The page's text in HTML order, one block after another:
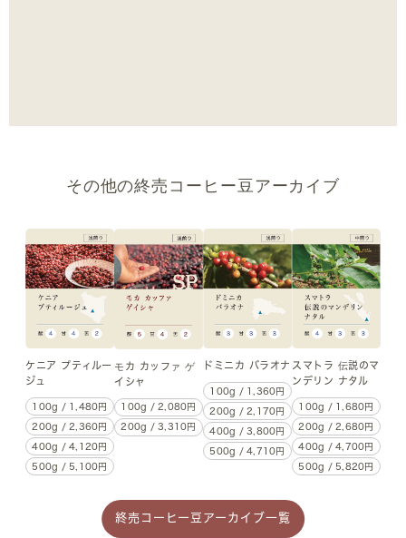
その他の終売コーヒー豆アーカイブ
ケニア プティルー
ジュ
100g / 1,480円
200g / 2,360円
400g / 4,120円
500g / 5,100円
モカ カッファ ゲ
イシャ
100g / 2,080円
200g / 3,310円
ドミニカ バラオナ
100g / 1,360円
200g / 2,170円
400g / 3,800円
500g / 4,710円
スマトラ 伝説のマ
ンデリン ナタル
100g / 1,680円
200g / 2,680円
400g / 4,700円
500g / 5,820円
終売コーヒー豆アーカイブ一覧